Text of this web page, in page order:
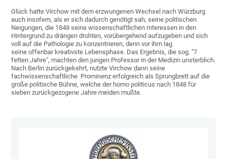
Glück hatte Virchow mit dem erzwungenen Wechsel nach Würzburg
auch insofern, als er sich dadurch genötigt sah, seine politischen
Neigungen, die 1848 seine wissenschaftlichen Interessen in den
Hintergrund zu drängen drohten, vorübergehend aufzugeben und sich
voll auf die Pathologie zu konzentrieren, denn vor ihm lag
seine offenbar kreativste Lebensphase. Das Ergebnis, die sog. "7
fetten Jahre", machten den jungen Professor in der Medizin unsterblich.
Nach Berlin zurückgekehrt, nutzte Virchow dann seine
fachwissenschaftliche Prominenz erfolgreich als Sprungbrett auf die
große politische Bühne, welche der homo politicus nach 1848 für
sieben zurückgezogene Jahre meiden mußte.